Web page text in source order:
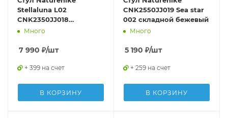
Stellaluna L02
CNK2350JJ018
складной зеленый
Много
7 990 ₽/шт
+ 399 на счет
В КОРЗИНУ
CNK2550JJ019 Sea star
002 складной бежевый
Много
5 190 ₽/шт
+ 259 на счет
В КОРЗИНУ